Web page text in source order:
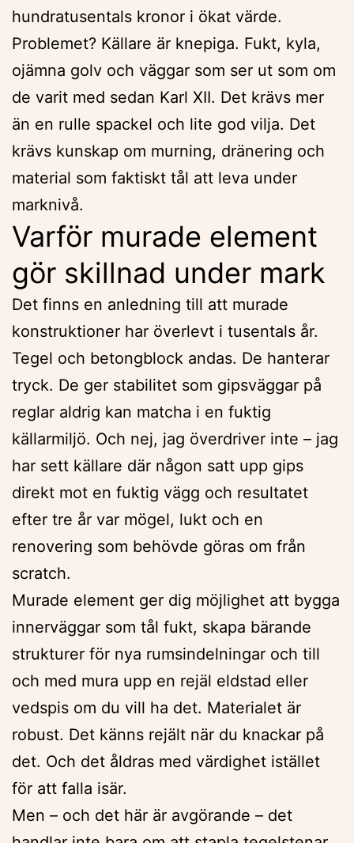
hundratusentals kronor i ökat värde.
Problemet? Källare är knepiga. Fukt, kyla,
ojämna golv och väggar som ser ut som om
de varit med sedan Karl XII. Det krävs mer
än en rulle spackel och lite god vilja. Det
krävs kunskap om murning, dränering och
material som faktiskt tål att leva under
marknivå.
Varför murade element
gör skillnad under mark
Det finns en anledning till att murade
konstruktioner har överlevt i tusentals år.
Tegel och betongblock andas. De hanterar
tryck. De ger stabilitet som gipsväggar på
reglar aldrig kan matcha i en fuktig
källarmiljö. Och nej, jag överdriver inte – jag
har sett källare där någon satt upp gips
direkt mot en fuktig vägg och resultatet
efter tre år var mögel, lukt och en
renovering som behövde göras om från
scratch.
Murade element ger dig möjlighet att bygga
innerväggar som tål fukt, skapa bärande
strukturer för nya rumsindelningar och till
och med mura upp en rejäl eldstad eller
vedspis om du vill ha det. Materialet är
robust. Det känns rejält när du knackar på
det. Och det åldras med värdighet istället
för att falla isär.
Men – och det här är avgörande – det